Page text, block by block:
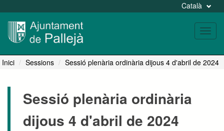
Català
Inici Sessions Sessió plenària ordinària dijous 4 d'abril de 2024
Sessió plenària ordinària
dijous 4 d'abril de 2024